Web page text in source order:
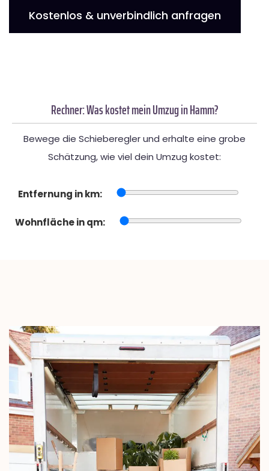
Kostenlos & unverbindlich anfragen
Rechner: Was kostet mein Umzug in Hamm?
Bewege die Schieberegler und erhalte eine grobe
Schätzung, wie viel dein Umzug kostet:
Entfernung in km:
Wohnfläche in qm: